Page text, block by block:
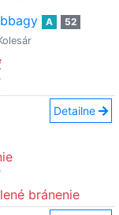
A
52
Detailne
bránenie